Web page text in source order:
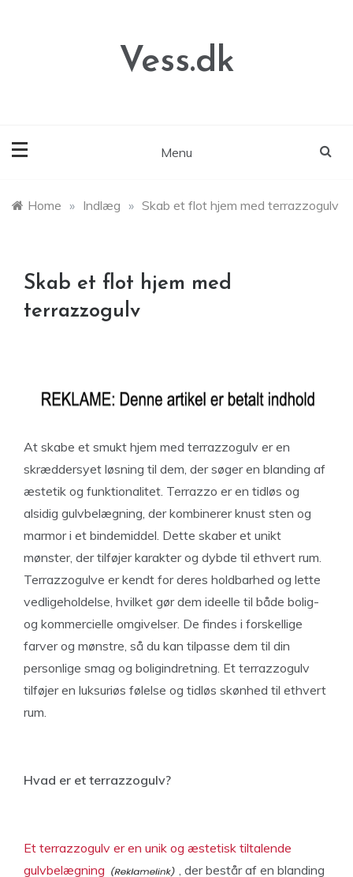
Vess.dk
Menu
Home » Indlæg » Skab et flot hjem med terrazzogulv
Skab et flot hjem med
terrazzogulv
At skabe et smukt hjem med terrazzogulv er en
skræddersyet løsning til dem, der søger en blanding af
æstetik og funktionalitet. Terrazzo er en tidløs og
alsidig gulvbelægning, der kombinerer knust sten og
marmor i et bindemiddel. Dette skaber et unikt
mønster, der tilføjer karakter og dybde til ethvert rum.
Terrazzogulve er kendt for deres holdbarhed og lette
vedligeholdelse, hvilket gør dem ideelle til både bolig-
og kommercielle omgivelser. De findes i forskellige
farver og mønstre, så du kan tilpasse dem til din
personlige smag og boligindretning. Et terrazzogulv
tilføjer en luksuriøs følelse og tidløs skønhed til ethvert
rum.
Hvad er et terrazzogulv?
Et terrazzogulv er en unik og æstetisk tiltalende
gulvbelægning
, der består af en blanding